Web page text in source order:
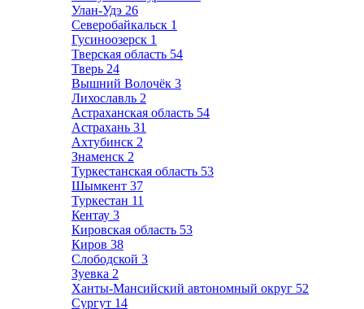
Улан-Удэ 26
Северобайкальск 1
Гусиноозерск 1
Тверская область 54
Тверь 24
Вышний Волочёк 3
Лихославль 2
Астраханская область 54
Астрахань 31
Ахтубинск 2
Знаменск 2
Туркестанская область 53
Шымкент 37
Туркестан 11
Кентау 3
Кировская область 53
Киров 38
Слободской 3
Зуевка 2
Ханты-Мансийский автономный округ 52
Сургут 14